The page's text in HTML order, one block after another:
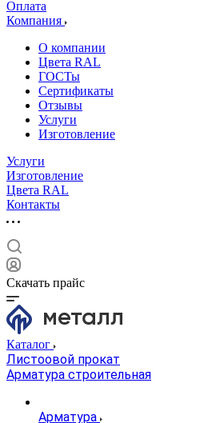
Оплата
Компания
О компании
Цвета RAL
ГОСТы
Сертификаты
Отзывы
Услуги
Изготовление
Услуги
Изготовление
Цвета RAL
Контакты
Скачать прайс
Каталог
Листоовой прокат
Арматура строительная
Арматура